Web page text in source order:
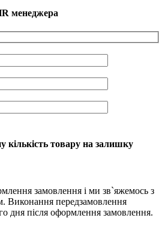
менеджера
кількість товару на залишку
замовлення і ми зв`яжемось з
Виконання передзамовлення
дня після оформлення замовлення.